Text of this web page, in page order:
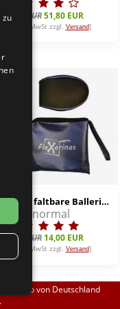
74,00 EUR 51,80 EUR
[inkl. 19% MwSt zzgl. Versand]
FLEXERINAS - faltbare Ballerinas, blau metallic
normal
16,95 EUR 14,00 EUR
[inkl. 19% MwSt zzgl. Versand]
von Deutschland
.
zu